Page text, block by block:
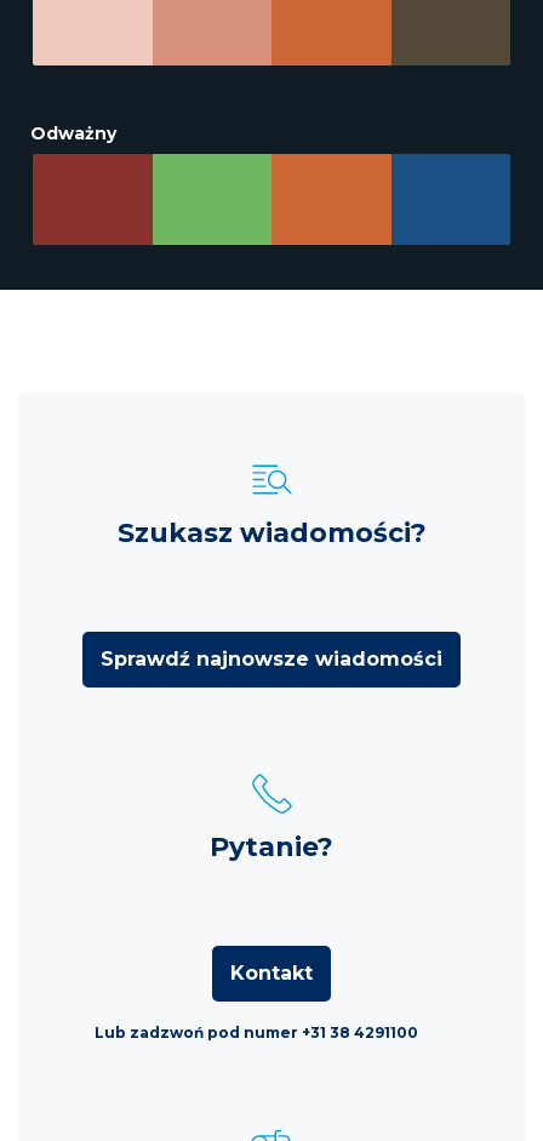
Odważny
Szukasz wiadomości?
Sprawdź najnowsze wiadomości
Pytanie?
Kontakt
Lub zadzwoń pod numer +31 38 4291100